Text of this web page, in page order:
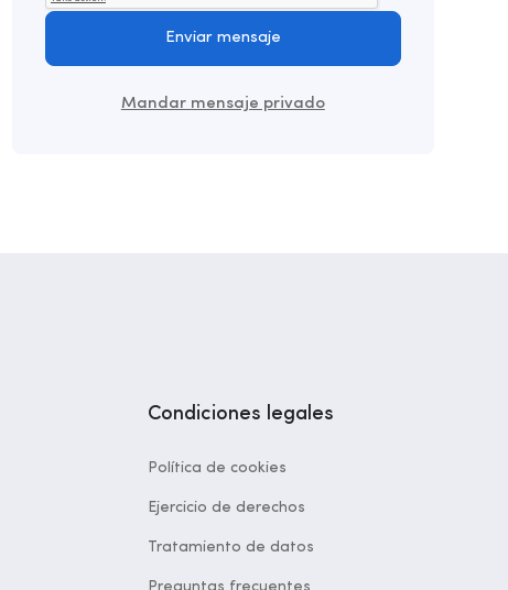
Enviar mensaje
Mandar mensaje privado
Condiciones legales
Política de cookies
Ejercicio de derechos
Tratamiento de datos
Preguntas frecuentes